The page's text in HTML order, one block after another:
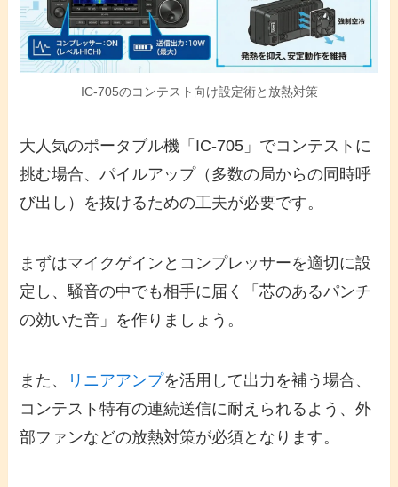
IC-705のコンテスト向け設定術と放熱対策
大人気のポータブル機「IC-705」でコンテストに
挑む場合、パイルアップ（多数の局からの同時呼
び出し）を抜けるための工夫が必要です。
まずはマイクゲインとコンプレッサーを適切に設
定し、騒音の中でも相手に届く「芯のあるパンチ
の効いた音」を作りましょう。
また、 リニアアンプを活用して出力を補う場合、
コンテスト特有の連続送信に耐えられるよう、外
部ファンなどの放熱対策が必須となります。